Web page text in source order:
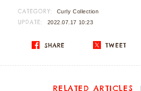
CATEGORY: Curly Collection
UPDATE: 2022.07.17 10:23
SHARE TWEET
RELATED ARTICLES